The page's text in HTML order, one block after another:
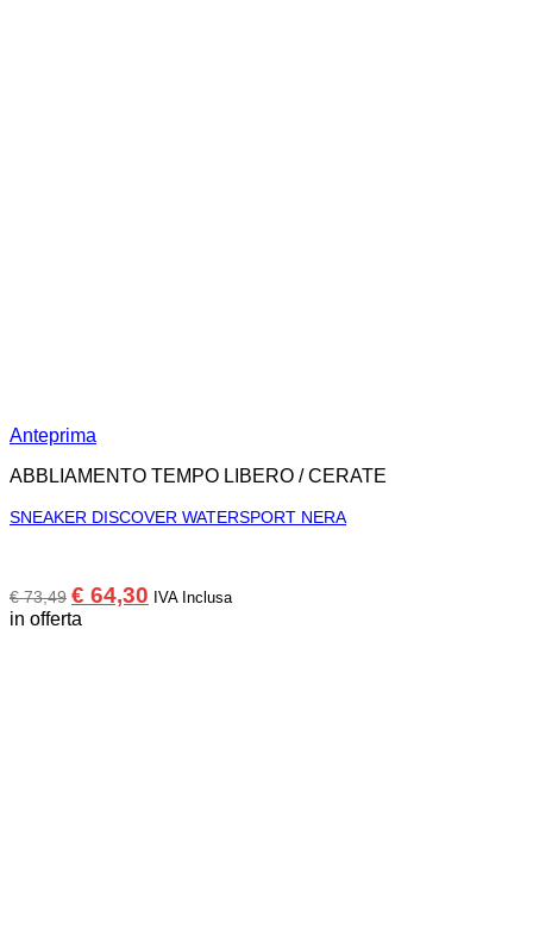
Anteprima
ABBLIAMENTO TEMPO LIBERO / CERATE
SNEAKER DISCOVER WATERSPORT NERA
€73,49 Il
prezzo
€ 64,30 IlIVA Inclusa
in offerta